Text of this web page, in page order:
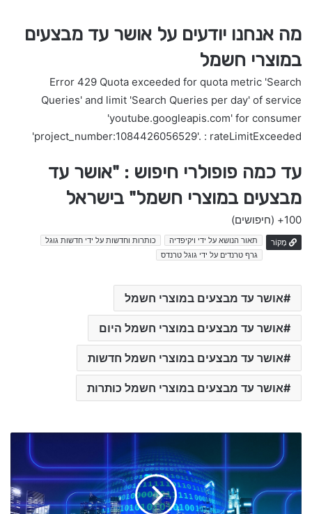
מה אנחנו יודעים על אושר עד מבצעים
במוצרי חשמל
Error 429 Quota exceeded for quota metric 'Search
Queries' and limit 'Search Queries per day' of service
'youtube.googleapis.com' for consumer
'project_number:1084426056529'. : rateLimitExceeded
עד כמה פופולרי חיפוש : "אושר עד
מבצעים במוצרי חשמל" בישראל
100+ (חיפושים)
מָקוֹר תאור הנושא על ידי ויקיפדיה
כותרות וחדשות על ידי חדשות גוגל
גרף טרנדים על ידי גוגל טרנדס
אושר עד מבצעים במוצרי חשמל
אושר עד מבצעים במוצרי חשמל היום
אושר עד מבצעים במוצרי חשמל חדשות
אושר עד מבצעים במוצרי חשמל כותרות
ד